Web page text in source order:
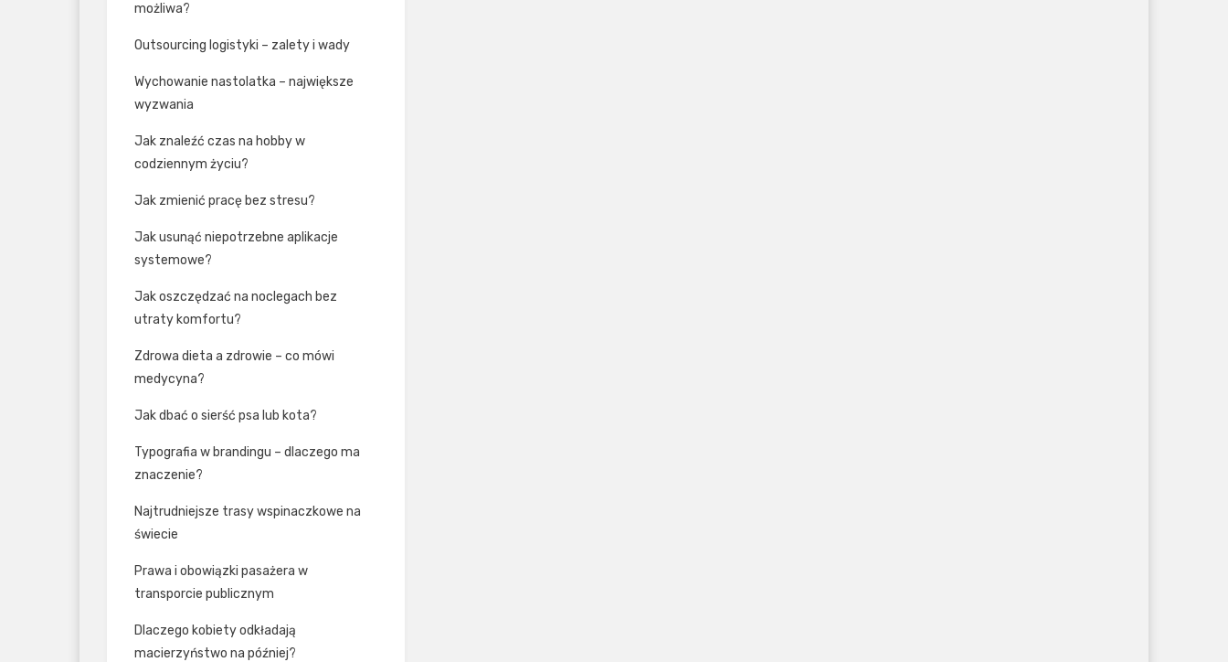
możliwa?
Outsourcing logistyki – zalety i wady
Wychowanie nastolatka – największe
wyzwania
Jak znaleźć czas na hobby w
codziennym życiu?
Jak zmienić pracę bez stresu?
Jak usunąć niepotrzebne aplikacje
systemowe?
Jak oszczędzać na noclegach bez
utraty komfortu?
Zdrowa dieta a zdrowie – co mówi
medycyna?
Jak dbać o sierść psa lub kota?
Typografia w brandingu – dlaczego ma
znaczenie?
Najtrudniejsze trasy wspinaczkowe na
świecie
Prawa i obowiązki pasażera w
transporcie publicznym
Dlaczego kobiety odkładają
macierzyństwo na później?